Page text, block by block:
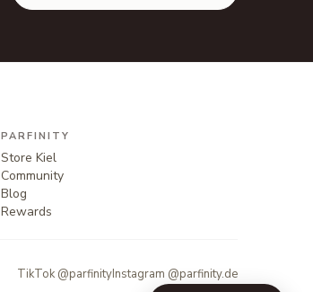
PARFINITY
Store Kiel
Community
Blog
Rewards
TikTok @parfinityInstagram @parfinity.de